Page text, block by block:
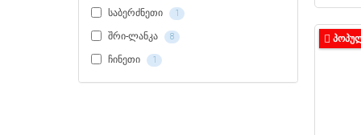
საბერძნეთი 1
შრი-ლანკა 8
ჩინეთი 1